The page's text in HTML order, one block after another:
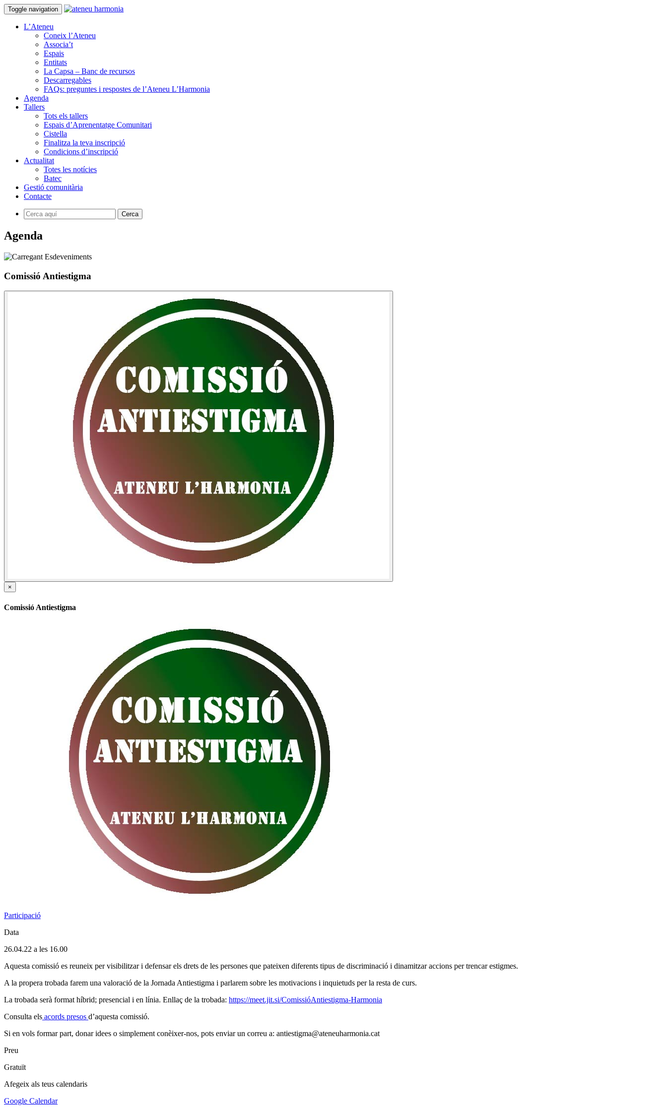
Toggle navigation
L’Ateneu
Coneix l’Ateneu
Associa’t
Espais
Entitats
La Capsa – Banc de recursos
Descarregables
FAQs: preguntes i respostes de l’Ateneu L’Harmonia
Agenda
Tallers
Tots els tallers
Espais d’Aprenentatge Comunitari
Cistella
Finalitza la teva inscripció
Condicions d’inscripció
Actualitat
Totes les notícies
Batec
Gestió comunitària
Contacte
Agenda
Comissió Antiestigma
×
Comissió Antiestigma
Participació
Data
26.04.22 a les 16.00
Aquesta comissió es reuneix per visibilitzar i defensar els drets de les persones que pateixen diferents tipus de discriminació i dinamitzar accions per trencar estigmes.
A la propera trobada farem una valoració de la Jornada Antiestigma i parlarem sobre les motivacions i inquietuds per la resta de curs.
La trobada serà format híbrid; presencial i en línia. Enllaç de la trobada: https://meet.jit.si/ComissióAntiestigma-Harmonia
Consulta els acords presos d’aquesta comissió.
Si en vols formar part, donar idees o simplement conèixer-nos, pots enviar un correu a: antiestigma@ateneuharmonia.cat
Preu
Gratuït
Afegeix als teus calendaris
Google Calendar